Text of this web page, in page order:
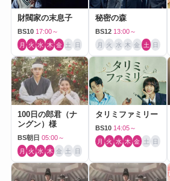
財閥家の末息子
BS10 17:00～
月 火 水 木 金 土 日
秘密の森
BS12 13:00～
月 火 水 木 金 土 日
100日の郎君（ナ
ングン）様
BS朝日 05:00～
月 火 水 木 金 土 日
タリミファミリー
BS10 14:05～
月 火 水 木 金 土 日